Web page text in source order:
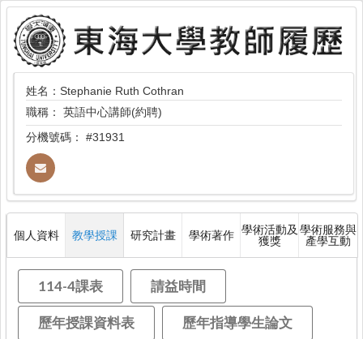
姓名：Stephanie Ruth Cothran
職稱： 英語中心講師(約聘)
分機號碼： #31931
個人資料 教學授課 研究計畫 學術著作 學術活動及
獲獎
學術服務與
產學互動
114-4課表 請益時間
歷年授課資料表 歷年指導學生論文